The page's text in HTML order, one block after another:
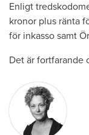
Enligt
kronor plus ränta
för inkasso samt
Det är fortfarande